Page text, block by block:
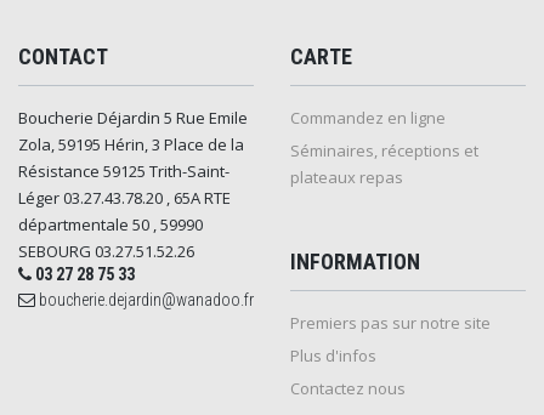
CONTACT
Boucherie Déjardin 5 Rue Emile
Zola, 59195 Hérin, 3 Place de la
Résistance 59125 Trith-Saint-
Léger 03.27.43.78.20 , 65A RTE
départmentale 50 , 59990
SEBOURG 03.27.51.52.26
03 27 28 75 33
boucherie.dejardin@wanadoo.fr
CARTE
Commandez en ligne
Séminaires, réceptions et
plateaux repas
INFORMATION
Premiers pas sur notre site
Plus d'infos
Contactez nous